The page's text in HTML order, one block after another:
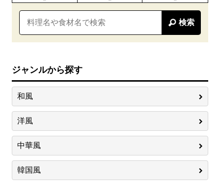
検索
ジャンルから探す
和風
洋風
中華風
韓国風